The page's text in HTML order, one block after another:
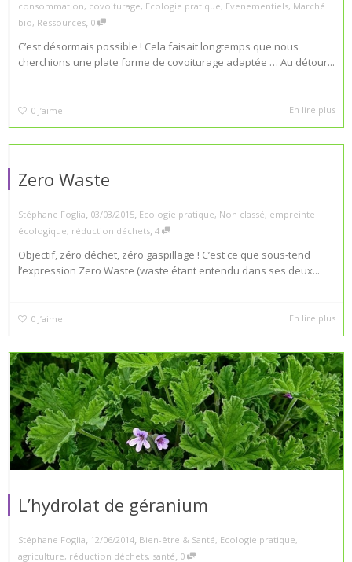
consommation, covoiturage, Ecologie pratique, Evenementiels, Marché
bio, Ressources, 0
C’est désormais possible ! Cela faisait longtemps que nous
cherchions une plate forme de covoiturage adaptée … Au détour...
0 J’aime En lire plus
Zero Waste
Stéphane Foglia, 03/03/2015, Ecologie pratique, Non classé, empreinte
écologique, réduction déchets, 4
Objectif, zéro déchet, zéro gaspillage ! C’est ce que sous-tend
l’expression Zero Waste (waste étant entendu dans ses deux...
0 J’aime En lire plus
L’hydrolat de géranium
Stéphane Foglia, 12/06/2014, Bien-être & Santé, Ecologie pratique,
agriculture, réduction déchets, santé, 0